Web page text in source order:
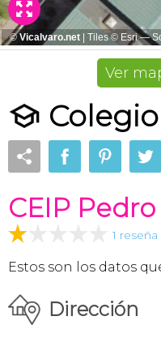
Ver
Colegio
CEIP
1 reseña
Estos son los datos
Dirección